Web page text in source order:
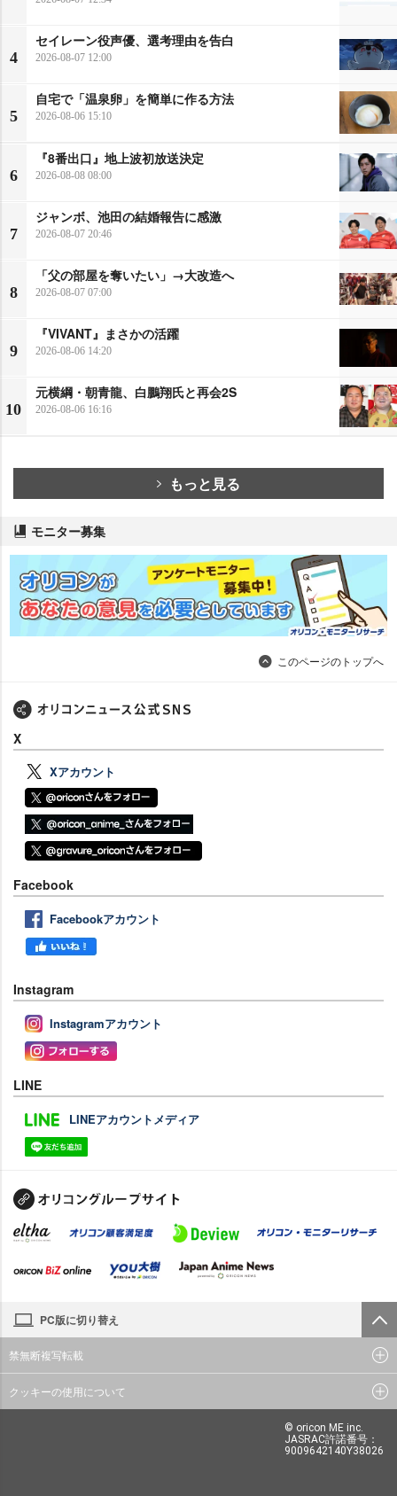
4
セイレーン役声優、選考理由を告白
2026-08-07 12:00
5
自宅で「温泉卵」を簡単に作る方法
2026-08-06 15:10
6
『8番出口』地上波初放送決定
2026-08-08 08:00
7
ジャンボ、池田の結婚報告に感激
2026-08-07 20:46
8
「父の部屋を奪いたい」→大改造へ
2026-08-07 07:00
9
『VIVANT』まさかの活躍
2026-08-06 14:20
10
元横綱・朝青龍、白鵬翔氏と再会2S
2026-08-06 16:16
もっと見る
モニター募集
このページのトップへ
X
Xアカウント
Facebook
Facebookアカウント
Instagram
Instagramアカウント
LINE
LINEアカウントメディア
PC版に切り替え
禁無断複写転載
クッキーの使用について
© oricon ME inc.
JASRAC許諾番号：
9009642140Y38026